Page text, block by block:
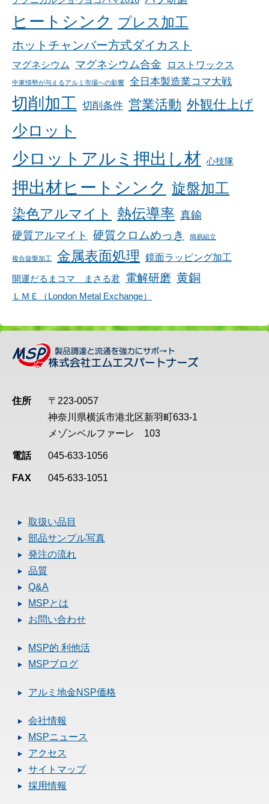
ヒートシンク プレス加工
ホットチャンバー方式ダイカスト
マグネシウム マグネシウム合金 ロストワックス
中東情勢が与えるアルミ市場への影響 全日本製造業コマ大戦
切削加工 切削条件 営業活動 外観仕上げ
少ロット
少ロットアルミ押出し材 心技隊
押出材ヒートシンク 旋盤加工
染色アルマイト 熱伝導率 真鍮
硬質アルマイト
硬質クロムめっき 簡易組立
複合旋盤加工 金属表面処理 鏡面ラッピング加工
開運だるまコマ まさる君 電解研磨 黄銅
ＬＭＥ（London Metal Exchange）
住所
〒223-0057
神奈川県横浜市港北区新羽町633-1
メゾンベルファーレ 103
電話 045-633-1056
FAX 045-633-1051
取扱い品目
部品サンプル写真
発注の流れ
品質
Q&A
MSPとは
お問い合わせ
MSP的 利他活
MSPブログ
アルミ地金NSP価格
会社情報
MSPニュース
アクセス
サイトマップ
採用情報